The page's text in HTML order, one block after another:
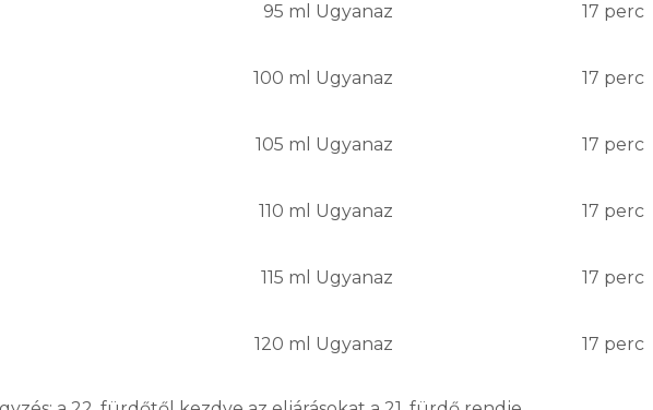
95 ml Ugyanaz 17 perc
100 ml Ugyanaz 17 perc
105 ml Ugyanaz 17 perc
110 ml Ugyanaz 17 perc
115 ml Ugyanaz 17 perc
120 ml Ugyanaz 17 perc